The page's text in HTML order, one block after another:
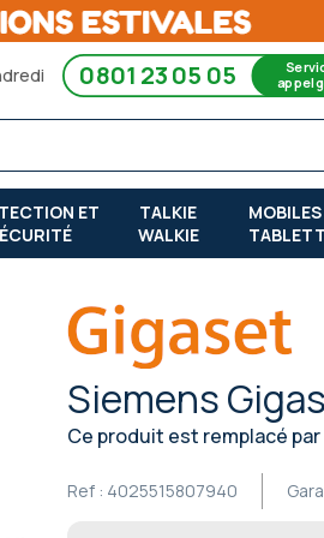
0801 23 05 05 appel
ET
TALKIE
WALKIE
Siemens
Ce produit est remplacé
Ref : 4025515807940